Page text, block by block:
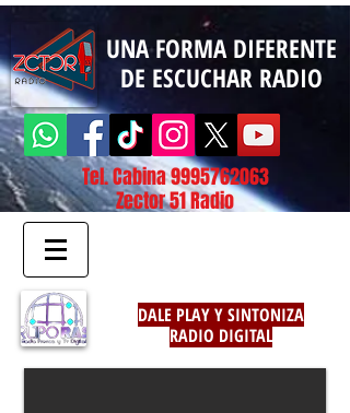
UNA FORMA DIFERENTE
DE ESCUCHAR RADIO
Tel. Cabina9995762063
Zector 51 Radio
DALE PLAY Y SINTONIZA
RADIO DIGITAL